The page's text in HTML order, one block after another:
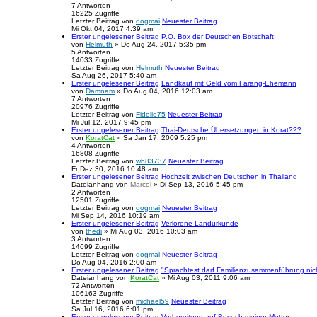
7 Antworten
16225 Zugriffe
Letzter Beitrag von dogmai Neuester Beitrag
Mi Okt 04, 2017 4:39 am
Erster ungelesener Beitrag P.O. Box der Deutschen Botschaft
von Helmuth » Do Aug 24, 2017 5:35 pm
5Antworten
14033 Zugriffe
Letzter Beitrag von Helmuth Neuester Beitrag
Sa Aug 26, 2017 5:40 am
Erster ungelesener Beitrag Landkauf mit Geld vom Farang-Ehemann
von Damnam » Do Aug 04, 2016 12:03 am
7 Antworten
20976 Zugriffe
Letzter Beitrag von Fidelio75 Neuester Beitrag
Mi Jul 12, 2017 9:45 pm
Erster ungelesener Beitrag Thai-Deutsche Übersetzungen in Korat???
von KoratCat » Sa Jan 17, 2009 5:25 pm
4Antworten
16808 Zugriffe
Letzter Beitrag von wb83737 Neuester Beitrag
Fr Dez 30, 2016 10:48 am
Erster ungelesener Beitrag Hochzeit zwischen Deutschen in Thailand
Dateianhang von Marcel » Di Sep 13, 2016 5:45 pm
2 Antworten
12501 Zugriffe
Letzter Beitrag von dogmai Neuester Beitrag
Mi Sep 14, 2016 10:19 am
Erster ungelesener Beitrag Verlorene Landurkunde
von thedi » Mi Aug 03, 2016 10:03 am
3 Antworten
14699 Zugriffe
Letzter Beitrag von dogmai Neuester Beitrag
Do Aug 04, 2016 2:00 am
Erster ungelesener Beitrag "Sprachtest darf Familienzusammenführung
Dateianhang von KoratCat » Mi Aug 03, 2011 9:06 am
72 Antworten
106163 Zugriffe
Letzter Beitrag von michael59 Neuester Beitrag
Sa Jul 16, 2016 6:01 pm